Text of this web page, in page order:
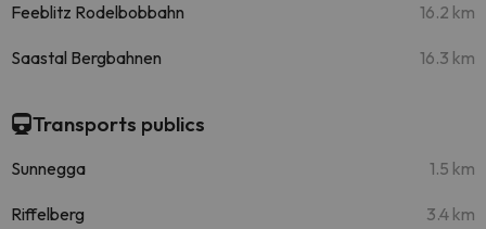
Feeblitz Rodelbobbahn 16.2 km
Saastal Bergbahnen 16.3 km
Transports publics
Sunnegga 1.5 km
Riffelberg 3.4 km